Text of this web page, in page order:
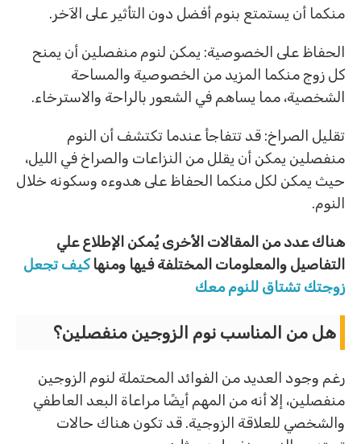
منكما أن يستمتع بنوم أفضل دون التأثير على الآخر.
الحفاظ على الخصوصية: يمكن لنوم منفصلين أن يمنح
كل زوج منكما المزيد من الخصوصية والمساحة
الشخصية، مما يساهم في الشعور بالراحة والاسترخاء.
تقليل الصراخ: قد تتفاجأ عندما تكتشف أن النوم
منفصلين يمكن أن يقلل من النزاعات والصراخ في الليل،
حيث يمكن لكل منكما الحفاظ على هدوءه وسكونه خلال
النوم.
هناك عدد من المقالات الأخرى يُمكن الإطلاع علي
التفاصيل والمعلومات المختلفة فيها ومنهاكيف تجعل
زوجتك تشتاق للنوم معك
هل من المناسب نوم الزوجين منفصلين؟
رغم وجود العديد من الفوائد المحتملة لنوم الزوجين
منفصلين، إلا أنه من المهم أيضًا مراعاة البعد العاطفي
والشخصي للعلاقة الزوجية. قد تكون هناك حالات